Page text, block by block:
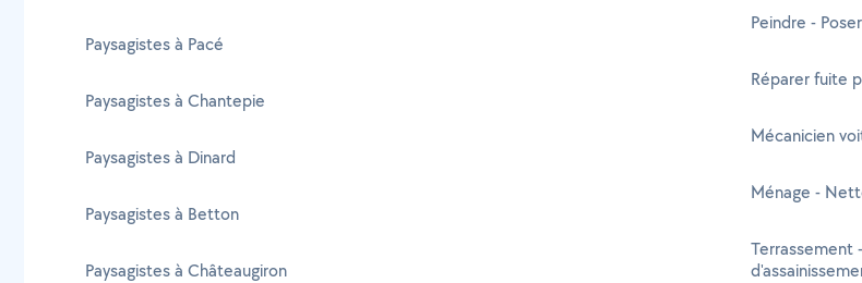
Paysagistes à Pacé
Paysagistes à Chantepie
Paysagistes à Dinard
Paysagistes à Betton
Paysagistes à Châteaugiron
Peindre -
Réparer fuite
Mécanicien
Ménage -
Terrassement